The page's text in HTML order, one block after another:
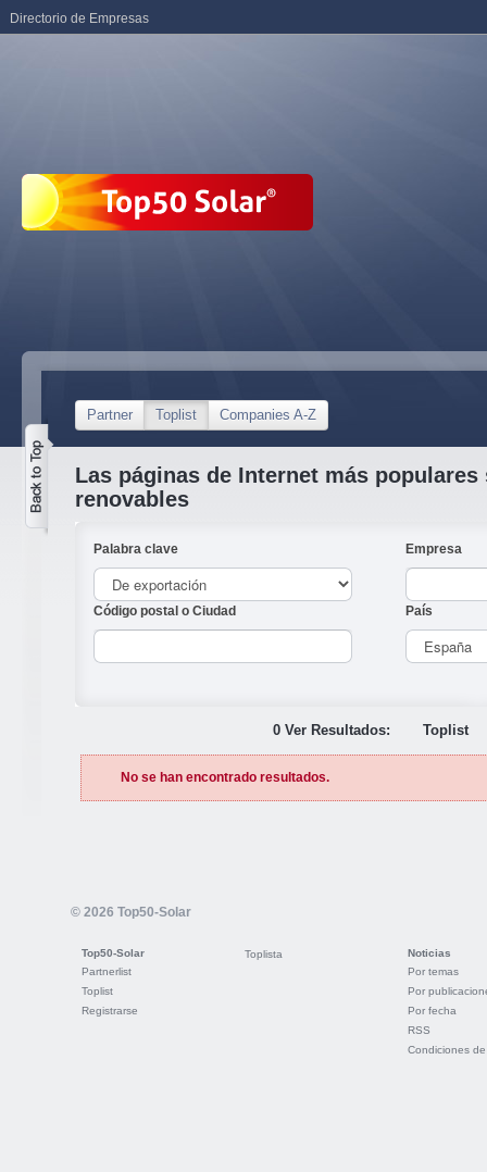
Partner Toplist Companies A-Z
Las páginas de Internet más populares
renovables
Palabra clave Empresa
Código postal o Ciudad País
0 Ver Resultados: Toplist
No se han encontrado resultados.
© 2026 Top50-Solar
Top50-Solar
Partnerlist
Toplist
Registrarse
Toplista
Noticias
Por temas
Por
Por fecha
RSS
Condiciones
Directorio de Empresas